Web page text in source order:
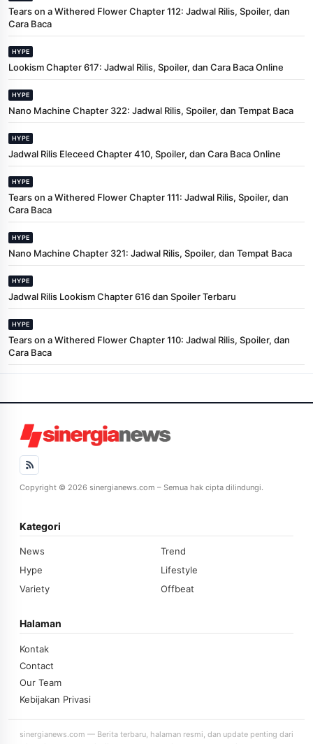
Tears on a Withered Flower Chapter 112: Jadwal Rilis, Spoiler, dan
Cara Baca
HYPE
Lookism Chapter 617: Jadwal Rilis, Spoiler, dan Cara Baca Online
HYPE
Nano Machine Chapter 322: Jadwal Rilis, Spoiler, dan Tempat Baca
HYPE
Jadwal Rilis Eleceed Chapter 410, Spoiler, dan Cara Baca Online
HYPE
Tears on a Withered Flower Chapter 111: Jadwal Rilis, Spoiler, dan
Cara Baca
HYPE
Nano Machine Chapter 321: Jadwal Rilis, Spoiler, dan Tempat Baca
HYPE
Jadwal Rilis Lookism Chapter 616 dan Spoiler Terbaru
HYPE
Tears on a Withered Flower Chapter 110: Jadwal Rilis, Spoiler, dan
Cara Baca
Copyright © 2026 sinergianews.com – Semua hak cipta dilindungi.
Kategori
News
Trend
Hype
Lifestyle
Variety
Offbeat
Halaman
Kontak
Contact
Our Team
Kebijakan Privasi
sinergianews.com — Berita terbaru, halaman resmi, dan update penting dari